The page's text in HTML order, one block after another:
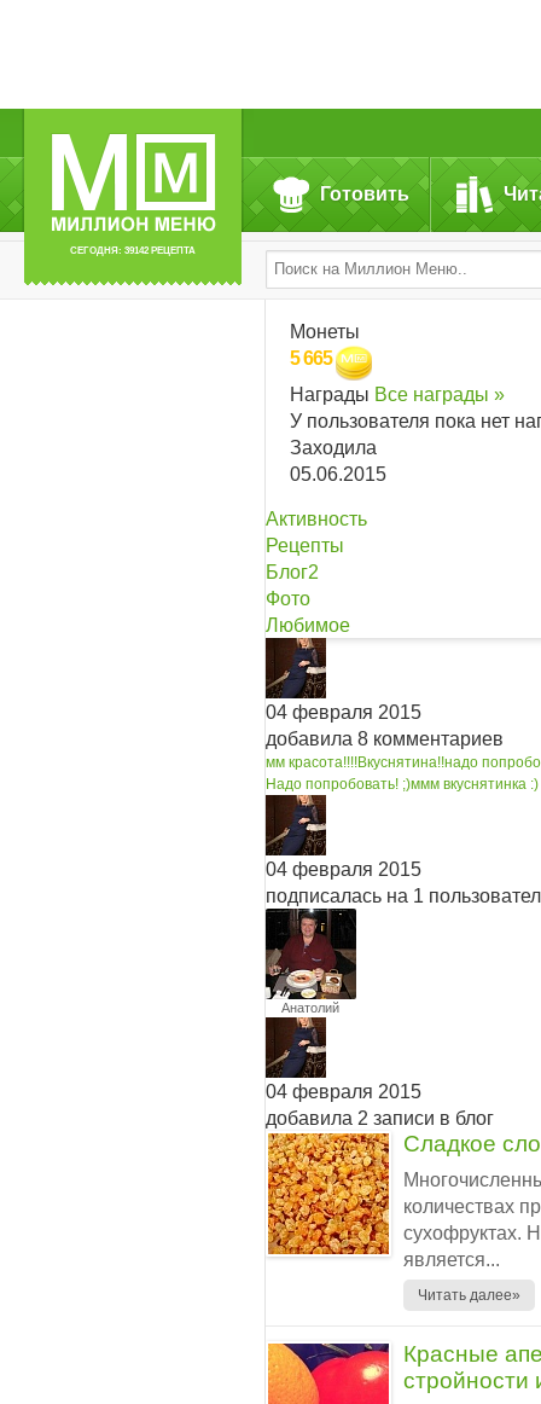
СЕГОДНЯ: 39142 РЕЦЕПТА
Готовить
Монеты
5 665
Награды Все награды »
У пользователя пока нет
Заходила
05.06.2015
Активность
Рецепты
Блог2
Фото
Любимое
04 февраля 2015
добавила 8 комментариев
мм красота!!!!Вкуснятина!!надо
Надо попробовать! ;)ммм вкуснятинка :)
04 февраля 2015
подписалась на 1
Анатолий
Палихов
04 февраля 2015
добавила 2 записи в блог
Сладкое
количествах
сухофруктах.
является...
Читать далее»
Красные
стройности